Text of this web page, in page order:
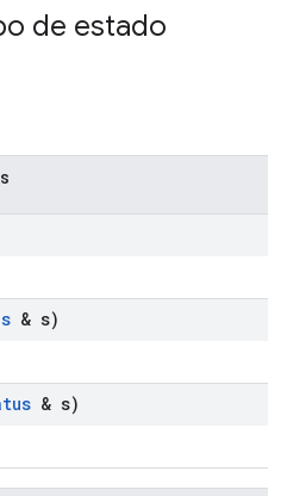
de estado
& s)
& s)